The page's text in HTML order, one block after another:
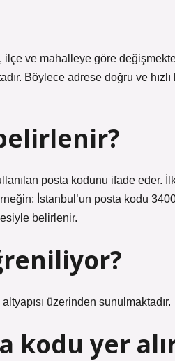
ve mahalleye göre
Böylece adrese doğru ve
posta kodunu ifade eder.
İstanbul’un posta kodu
belirlenir.
üzerinden sunulmaktadır.
yer alır